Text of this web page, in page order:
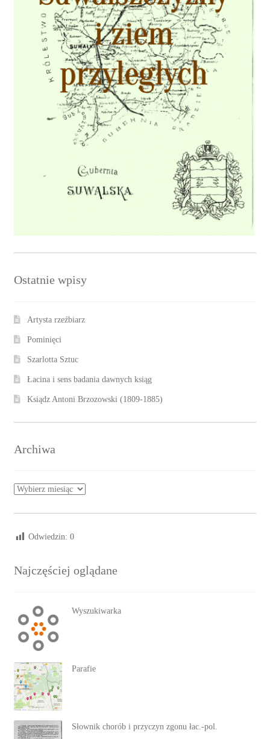
Ostatnie wpisy
Artysta rzeźbiarz
Pominięci
Szarlotta Sztuc
Łacina i sens badania dawnych ksiąg
Ksiądz Antoni Brzozowski (1809-1885)
Archiwa
Archiwa
Odwiedzin: 0
Najczęściej oglądane
Wyszukiwarka
Parafie
Słownik chorób i przyczyn zgonu łac.-pol.